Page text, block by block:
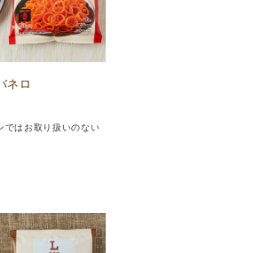
ネロ
はお取り扱いのない